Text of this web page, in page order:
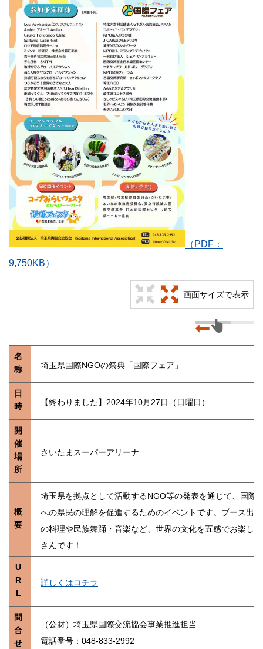
（PDF：
9,750KB）
画面サイズで表示
名
称
埼玉県国際NGOの祭典「国際フェア」
日
時
【終わりました】2024年10月27日（日曜日）
開
催
場
所
さいたまスーパーアリーナ
概
要
埼玉県を拠点として活動するNGO等の発表を通じて、国際
への県民の理解を促進するためのイベントです。ブース出
の料理や民族舞踊・音楽など、世界の文化を五感でお楽し
さんです！
U
R
L
詳しくはコチラ
問
合
せ
（公財）埼玉県国際交流協会事業推進担当
電話番号：048-833-2992